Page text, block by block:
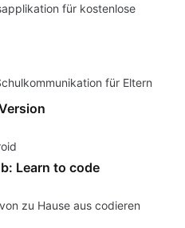
für kostenlose
für Eltern
Learn to code
zu Hause aus codieren